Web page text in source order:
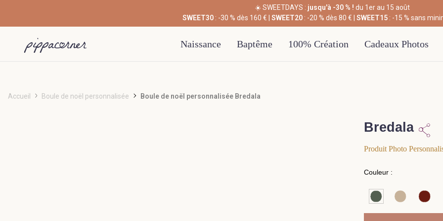
☀️ SWEETDAYS : jusqu'à -30 % ! du 1er au 15 août
SWEET30 : -30 % dès 160 € | SWEET20 : -20 % dès 80 € | SWEET15 : -15 % sans
Naissance Baptême 100% Création Cadeaux Photos
Accueil Boule de noël personnalisée Boule de noël personnalisée Bredala
Bredala
Produit Photo
Couleur :